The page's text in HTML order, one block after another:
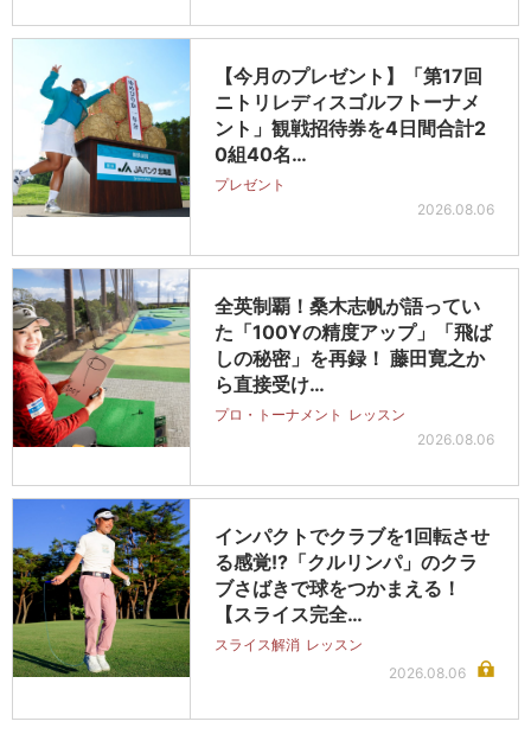
【今月のプレゼント】「第17回
ニトリレディスゴルフトーナメ
ント」観戦招待券を4日間合計2
0組40名…
プレゼント
2026.08.06
全英制覇！桑木志帆が語ってい
た「100Yの精度アップ」「飛ば
しの秘密」を再録！ 藤田寛之か
ら直接受け…
プロ・トーナメント レッスン
2026.08.06
インパクトでクラブを1回転させ
る感覚!?「クルリンパ」のクラ
ブさばきで球をつかまえる！
【スライス完全…
スライス解消 レッスン
2026.08.06